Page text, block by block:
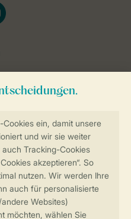
Buchung